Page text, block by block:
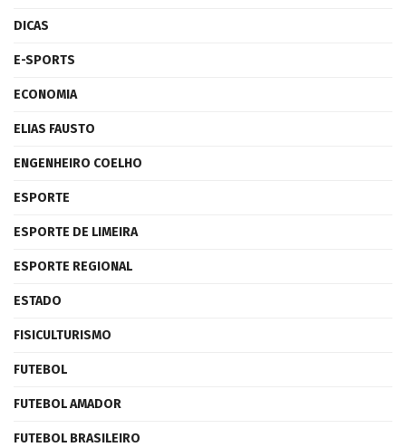
DICAS
E-SPORTS
ECONOMIA
ELIAS FAUSTO
ENGENHEIRO COELHO
ESPORTE
ESPORTE DE LIMEIRA
ESPORTE REGIONAL
ESTADO
FISICULTURISMO
FUTEBOL
FUTEBOL AMADOR
FUTEBOL BRASILEIRO